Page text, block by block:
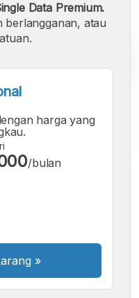
A
Data Premium.
berlangganan, atau
harga yang
/bulan
»